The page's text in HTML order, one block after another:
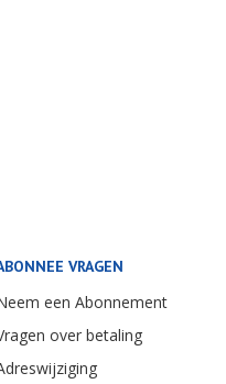
VRAGEN
een Abonnement
over betaling